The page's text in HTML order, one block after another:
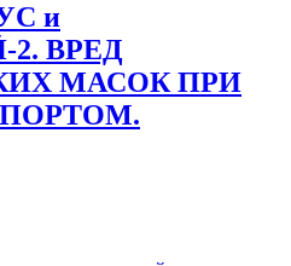
и
ВРЕД
МАСОК ПРИ